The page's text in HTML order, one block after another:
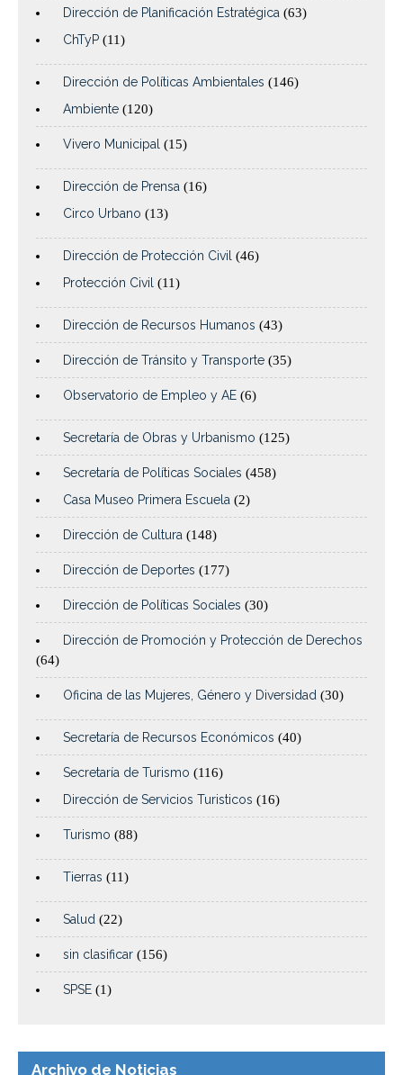
Dirección de Planificación Estratégica (63)
ChTyP (11)
Dirección de Políticas Ambientales (146)
Ambiente (120)
Vivero Municipal (15)
Dirección de Prensa (16)
Circo Urbano (13)
Dirección de Protección Civil (46)
Protección Civil (11)
Dirección de Recursos Humanos (43)
Dirección de Tránsito y Transporte (35)
Observatorio de Empleo y AE (6)
Secretaría de Obras y Urbanismo (125)
Secretaría de Políticas Sociales (458)
Casa Museo Primera Escuela (2)
Dirección de Cultura (148)
Dirección de Deportes (177)
Dirección de Políticas Sociales (30)
Dirección de Promoción y Protección de Derechos
(64)
Oficina de las Mujeres, Género y Diversidad (30)
Secretaría de Recursos Económicos (40)
Secretaría de Turismo (116)
Dirección de Servicios Turisticos (16)
Turismo (88)
Tierras (11)
Salud (22)
sin clasificar (156)
SPSE (1)
Archivo de Noticias